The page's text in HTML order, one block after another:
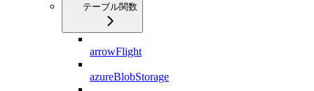
テーブル関数
arrowFlight
azureBlobStorage